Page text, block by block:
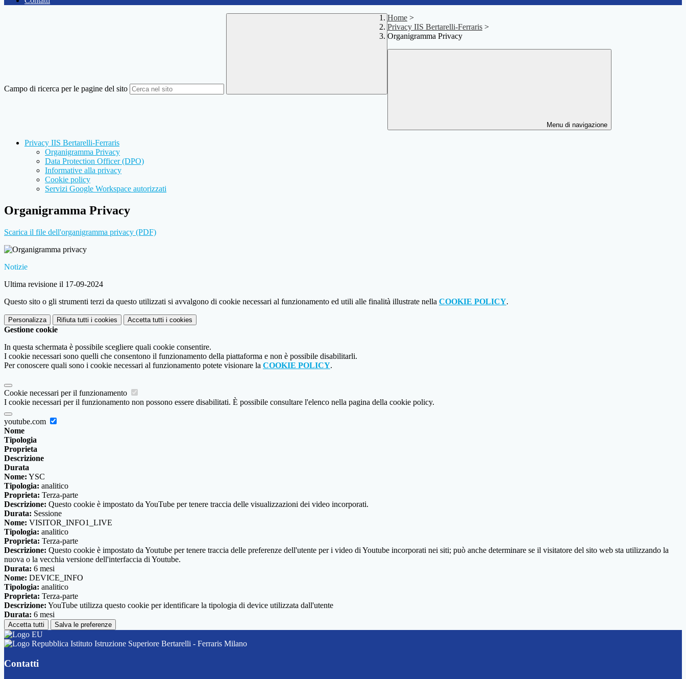
Campo di ricerca per le pagine del sito
Home >
Privacy IIS Bertarelli-Ferraris >
Organigramma Privacy
Menu di navigazione
Privacy IIS Bertarelli-Ferraris
Organigramma Privacy
Data Protection Officer (DPO)
Informative alla privacy
Cookie policy
Servizi Google Workspace autorizzati
Organigramma Privacy
Scarica il file dell'organigramma privacy (PDF)
Notizie
Ultima revisione il 17-09-2024
Questo sito o gli strumenti terzi da questo utilizzati si avvalgono di cookie necessari al funzionamento ed utili alle finalità illustrate nella COOKIE POLICY.
Personalizza Rifiuta tutti i cookies Accetta tutti i cookies
Gestione cookie
In questa schermata è possibile scegliere quali cookie consentire.
I cookie necessari sono quelli che consentono il funzionamento della piattaforma e non è possibile disabilitarli.
Per conoscere quali sono i cookie necessari al funzionamento potete visionare la COOKIE POLICY.
Cookie necessari per il funzionamento
I cookie necessari per il funzionamento non possono essere disabilitati. È possibile consultare l'elenco nella pagina della cookie policy.
youtube.com
Nome
Tipologia
Proprieta
Descrizione
Durata
Nome: YSC
Tipologia: analitico
Proprieta: Terza-parte
Descrizione: Questo cookie è impostato da YouTube per tenere traccia delle visualizzazioni dei video incorporati.
Durata: Sessione
Nome: VISITOR_INFO1_LIVE
Tipologia: analitico
Proprieta: Terza-parte
Descrizione: Questo cookie è impostato da Youtube per tenere traccia delle preferenze dell'utente per i video di Youtube incorporati nei siti; può anche determinare se il visitatore del sito web sta utilizzando la
nuova o la vecchia versione dell'interfaccia di Youtube.
Durata: 6 mesi
Nome: DEVICE_INFO
Tipologia: analitico
Proprieta: Terza-parte
Descrizione: YouTube utilizza questo cookie per identificare la tipologia di device utilizzata dall'utente
Durata: 6 mesi
Accetta tutti Salva le preferenze
Istituto Istruzione Superiore Bertarelli - Ferraris Milano
Contatti